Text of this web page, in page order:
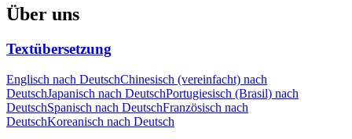
Über uns
Textübersetzung
Englisch nach DeutschChinesisch (vereinfacht) nach
DeutschJapanisch nach DeutschPortugiesisch (Brasil) nach
DeutschSpanisch nach DeutschFranzösisch nach
DeutschKoreanisch nach Deutsch